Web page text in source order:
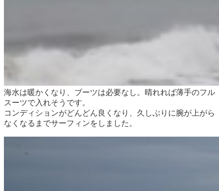
海水は暖かくなり、ブーツは必要なし。晴れれば薄手のフル
スーツで入れそうです。
コンディションがどんどん良くなり、久しぶりに腕が上がら
なくなるまでサーフィンをしました。